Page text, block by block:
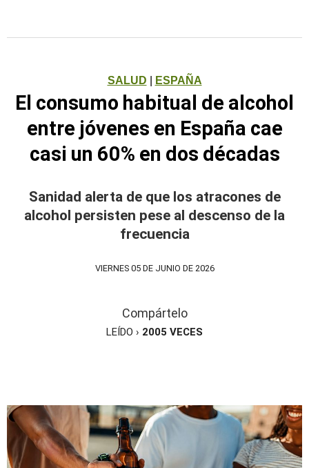
SALUD ESPAÑA
El consumo habitual de alcohol
entre jóvenes en España cae
casi un 60% en dos décadas
Sanidad alerta de que los atracones de
alcohol persisten pese al descenso de la
frecuencia
VIERNES 05 DE JUNIO DE 2026
Compártelo
LEÍDO › 2005 VECES